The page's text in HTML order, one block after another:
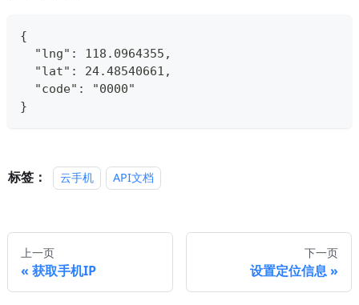
{
  "lng": 118.0964355,
  "lat": 24.48540661,
  "code": "0000"
}
标签： 云手机 API文档
上一页
获取手机IP
下一页
设置定位信息